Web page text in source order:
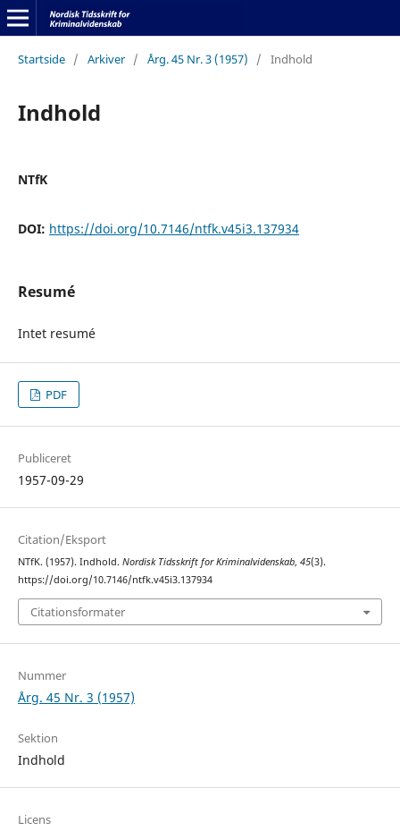
Startside / Arkiver / Årg. 45 Nr. 3 (1957) / Indhold
Indhold
NTfK
DOI: https://doi.org/10.7146/ntfk.v45i3.137934
Resumé
Intet resumé
PDF
Publiceret
1957-09-29
Citation/Eksport
NTfK. (1957). Indhold. Nordisk Tidsskrift for Kriminalvidenskab, 45(3).
https://doi.org/10.7146/ntfk.v45i3.137934
Citationsformater
Nummer
Årg. 45 Nr. 3 (1957)
Sektion
Indhold
Licens